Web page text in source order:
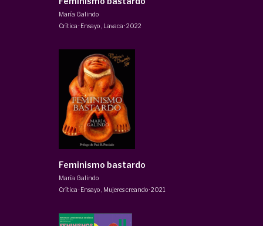
María Galindo
Crítica · Ensayo, Lavaca ·2022
Feminismo bastardo
María Galindo
Crítica · Ensayo, Mujeres creando·2021